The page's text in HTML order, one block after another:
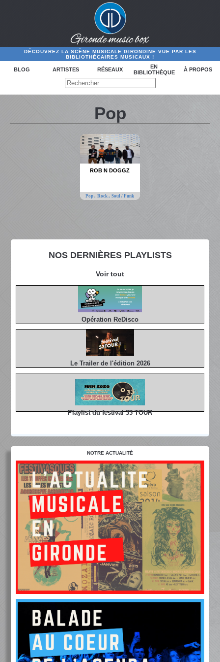
DÉCOUVREZ LA SCÈNE MUSICALE GIRONDINE VUE PAR LES
BIBLIOTHÉCAIRES MUSICAUX !
BLOG ARTISTES RÉSEAUX
EN
BIBLIOTHÈQUE
À PROPOS
NOS DERNIÈRES PLAYLISTS
Voir tout
Opération ReDisco
Le Trailer de l'édition 2026
Playlist du festival 33 TOUR
Pop
ROB N DOGGZ
Pop,Rock,Soul / Funk
NOTRE ACTUALITÉ